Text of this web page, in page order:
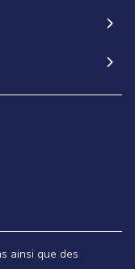
ainsi que des